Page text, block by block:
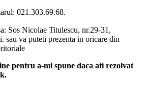
021.303.69.68.
Sos Nicolae Titulescu, nr.29-31,
sau va puteti prezenta in oricare din
pentru a-mi spune daca ati rezolvat